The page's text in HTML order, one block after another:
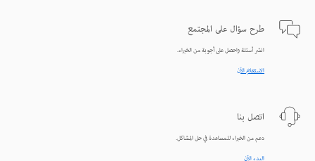
طرح سؤال على المجتمع
انشر أسئلة واحصل على أجوبة من الخبراء.
الاستعلام الآن
اتصل بنا
دعم من الخبراء للمساعدة في حل المشاكل.